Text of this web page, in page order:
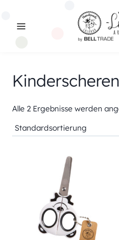
Alle 2 Ergebnisse werden